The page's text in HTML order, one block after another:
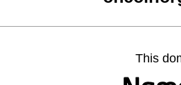
This